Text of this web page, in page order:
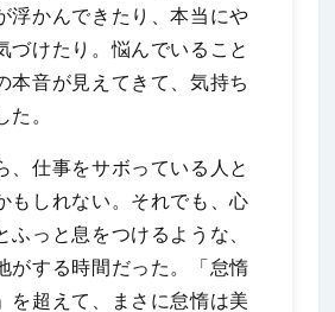
浮かんできたり、本当にや
づけたり。悩んでいること
本音が見えてきて、気持ち
た。
、仕事をサボっている人と
もしれない。それでも、心
ふっと息をつけるような、
がする時間だった。「怠惰
を超えて、まさに怠惰は美